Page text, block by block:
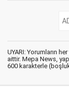
UYARI: Yorumların
aittir. Mepa News,
600 karakterle